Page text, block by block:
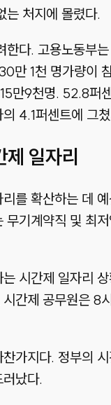
는 처지에 몰렸다.
한다. 고용노동부
만 1천 명가량이
만9천명. 52.8
4.1퍼센트에 그
일자리
를 확산하는 데
기계약직 및 최
시간제 일자리
간제 공무원은
가지다. 정부의
났다.